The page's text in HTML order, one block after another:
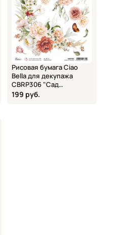
Рисовая бумага Ciao
Bella для декупажа
CBRP306 "Сад
обещаний" А4
199 руб.